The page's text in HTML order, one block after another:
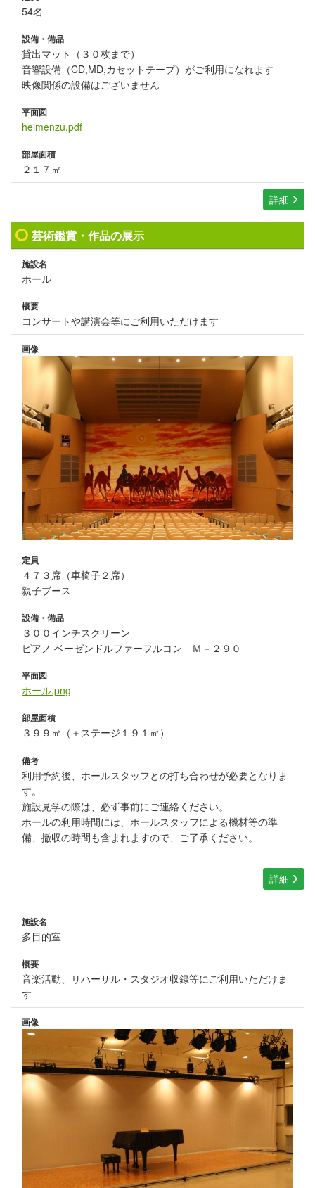
54名
設備・備品
貸出マット（３０枚まで）
音響設備（CD,MD,カセットテープ）がご利用になれます
映像関係の設備はございません
平面図
heimenzu.pdf
部屋面積
２１７㎡
詳細
芸術鑑賞・作品の展示
施設名
ホール
概要
コンサートや講演会等にご利用いただけます
画像
定員
４７３席（車椅子２席）
親子ブース
設備・備品
３００インチスクリーン
ピアノ ベーゼンドルファーフルコン Ｍ－２９０
平面図
ホール.png
部屋面積
３９９㎡（＋ステージ１９１㎡）
備考
利用予約後、ホールスタッフとの打ち合わせが必要となりま
す。
施設見学の際は、必ず事前にご連絡ください。
ホールの利用時間には、ホールスタッフによる機材等の準
備、撤収の時間も含まれますので、ご了承ください。
詳細
施設名
多目的室
概要
音楽活動、リハーサル・スタジオ収録等にご利用いただけま
す
画像